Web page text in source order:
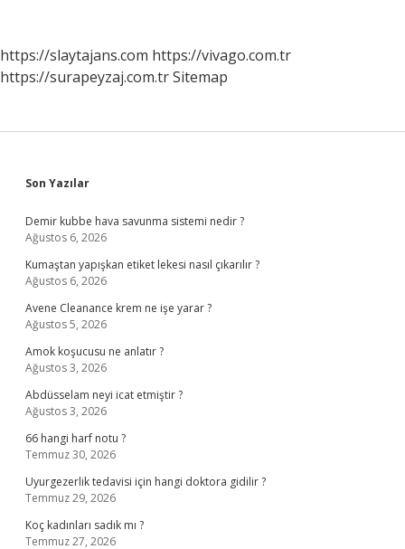
https://slaytajans.com https://vivago.com.tr
https://surapeyzaj.com.trSitemap
Sidebar
Son Yazılar
Demir kubbe hava savunma sistemi nedir ?
Ağustos 6, 2026
Kumaştan yapışkan etiket lekesi nasıl çıkarılır ?
Ağustos 6, 2026
Avene Cleanance krem ne işe yarar ?
Ağustos 5, 2026
Amok koşucusu ne anlatır ?
Ağustos 3, 2026
Abdüsselam neyi icat etmiştir ?
Ağustos 3, 2026
66 hangi harf notu ?
Temmuz 30, 2026
Uyurgezerlik tedavisi için hangi doktora gidilir ?
Temmuz 29, 2026
Koç kadınları sadık mı ?
Temmuz 27, 2026